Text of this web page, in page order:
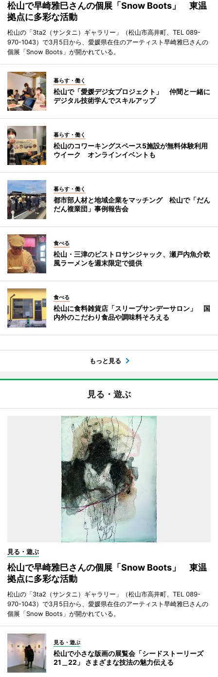
松山で早崎雅巳さんの個展「Snow Boots」 東温
拠点に多彩な活動
松山の「3ta2（サンタニ）ギャラリー」（松山市高井町、TEL 089-
970-1043）で3月5日から、愛媛県在住のアーティスト早崎雅巳さんの
個展「Snow Boots」が開かれている。
暮らす・働く
松山で「愛媛デジ女プロジェクト」 仲間と一緒に
デジタル技術学んでスキルアップ
暮らす・働く
松山のコワーキングスペース5施設が無料体験利用
ウイーク オンラインイベントも
暮らす・働く
都市部人材と地域企業をマッチング 松山で「だん
だん複業団」事例報告会
食べる
松山・三津のビストロサンジャック、瀬戸内魚介欧
風ラーメンを週末限定で提供
食べる
松山に食料雑貨店「スリープサンデーサロン」 国
内外のこだわり食品や調味料そろえる
もっと見る
見る・遊ぶ
見る・遊ぶ
松山で早崎雅巳さんの個展「Snow Boots」 東温
拠点に多彩な活動
松山の「3ta2（サンタニ）ギャラリー」（松山市高井町、TEL 089-
970-1043）で3月5日から、愛媛県在住のアーティスト早崎雅巳さんの
個展「Snow Boots」が開かれている。
見る・遊ぶ
松山で小さな版画の展覧会「シードストーリーズ
21＿22」 さまざまな技法の魅力伝える